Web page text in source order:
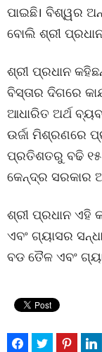
ପାଇଛି। ବିଶ୍ୱର
ବୋଲି ଶ୍ରୀ
ଶ୍ରୀ ପ୍ରଧାନ
ବିସ୍ତାର ଦିଗରେ
ଆଧାରିତ ଅର୍ଥ
ଉର୍ଜା ମିଶ୍ରଣରେ
ପ୍ରତିଶତରୁ ବଢି
କେନ୍ଦ୍ର ସରକାର
ଶ୍ରୀ ପ୍ରଧାନ ଏହି
ଏବଂ ଗ୍ୟାସର
ବଡ ତୈଳ ଏବଂ